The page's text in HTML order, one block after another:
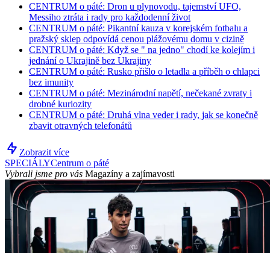
CENTRUM o páté: Dron u plynovodu, tajemství UFO,
Messiho ztráta i rady pro každodenní život
CENTRUM o páté: Pikantní kauza v korejském fotbalu a
pražský sklep odpovídá cenou plážovému domu v cizině
CENTRUM o páté: Když se " na jedno" chodí ke kolejím i
jednání o Ukrajině bez Ukrajiny
CENTRUM o páté: Rusko přišlo o letadla a příběh o chlapci
bez imunity
CENTRUM o páté: Mezinárodní napětí, nečekané zvraty i
drobné kuriozity
CENTRUM o páté: Druhá vlna veder i rady, jak se konečně
zbavit otravných telefonátů
Zobrazit více
SPECIÁLYCentrum o páté
Vybrali jsme pro vás Magazíny a zajímavosti